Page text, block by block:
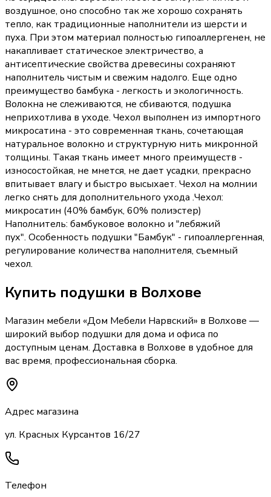
воздушное, оно способно так же хорошо сохранять
тепло, как традиционные наполнители из шерсти и
пуха. При этом материал полностью гипоаллергенен, не
накапливает статическое электричество, а
антисептические свойства древесины сохраняют
наполнитель чистым и свежим надолго. Еще одно
преимущество бамбука - легкость и экологичность.
Волокна не слеживаются, не сбиваются, подушка
неприхотлива в уходе. Чехол выполнен из импортного
микросатина - это современная ткань, сочетающая
натуральное волокно и структурную нить микронной
толщины. Такая ткань имеет много преимуществ -
износостойкая, не мнется, не дает усадки, прекрасно
впитывает влагу и быстро высыхает. Чехол на молнии
легко снять для дополнительного ухода .Чехол:
микросатин (40% бамбук, 60% полиэстер)
Наполнитель: бамбуковое волокно и "лебяжий
пух". Особенность подушки "Бамбук" - гипоаллергенная,
регулирование количества наполнителя, съемный
чехол.
Купить подушки в Волхове
Магазин мебели «Дом Мебели Нарвский» в Волхове —
широкий выбор подушки для дома и офиса по
доступным ценам. Доставка в Волхове в удобное для
вас время, профессиональная сборка.
Адрес магазина
ул. Красных Курсантов 16/27
Телефон